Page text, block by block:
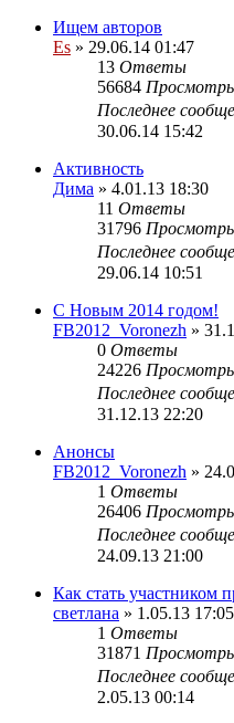
Ищем авторов
Es » 29.06.14 01:47
13 Ответы
56684
Последнее
30.06.14 15:42
Активность
Дима » 4.01.13 18:30
11 Ответы
31796
Последнее
29.06.14 10:51
С Новым 2014 годом!
FB2012_Voronezh »
0 Ответы
24226
Последнее
31.12.13 22:20
Анонсы
FB2012_Voronezh »
1 Ответы
26406
Последнее
24.09.13 21:00
Как стать участником
светлана » 1.05.13 17:05
1 Ответы
31871
Последнее
2.05.13 00:14